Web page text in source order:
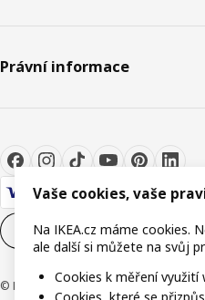
Právní informace
Nastavení souborů cookie
© Inter IKEA Systems B.V. 1999-2026
Vaše cookies, vaše
Na IKEA.cz máme cookies.
ale další si můžete na svůj
Cookies k měření využití